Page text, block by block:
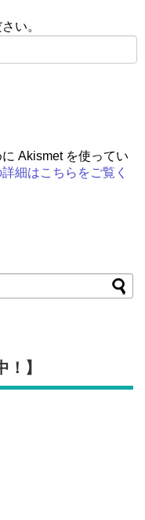
い。
Akismet を使ってい
細はこちらをご覧く
】